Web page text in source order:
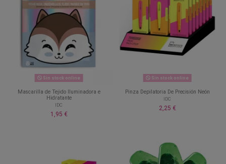
Sin stock online
Mascarilla de Tejido Iluminadora e
Hidratante
IDC
1,95 €
Sin stock online
Pinza Depilatoria De Precisión Neón
IDC
2,25 €